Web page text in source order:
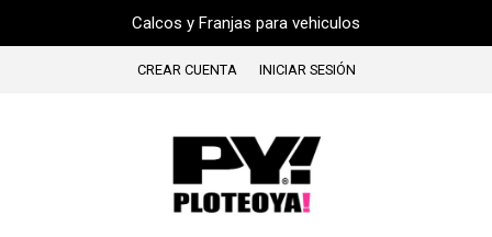
Calcos y Franjas para vehiculos
CREAR CUENTA INICIAR SESIÓN